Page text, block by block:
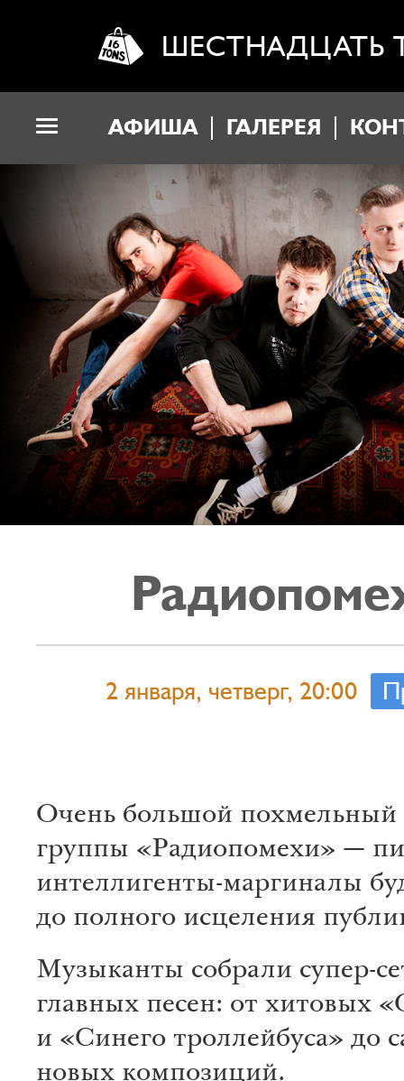
ШЕСТНАДЦАТЬ
АФИША ГАЛЕРЕЯ
2 января, четверг, 20:00
Очень большой похмельный
группы «Радиопомехи» —
интеллигенты-маргиналы
до полного исцеления
Музыканты собрали супер-
главных песен: от хитовых
и «Синего троллейбуса» до
новых композиций.